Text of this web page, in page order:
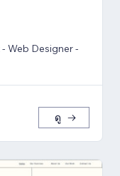
Web Designer -
ดู